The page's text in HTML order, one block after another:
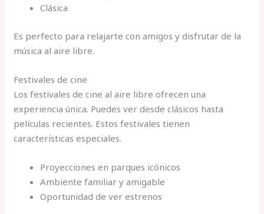
Clásica
Es perfecto para relajarte con amigos y disfrutar de la
música al aire libre.
Festivales de cine
Los festivales de cine al aire libre ofrecen una
experiencia única. Puedes ver desde clásicos hasta
películas recientes. Estos festivales tienen
características especiales.
Proyecciones en parques icónicos
Ambiente familiar y amigable
Oportunidad de ver estrenos